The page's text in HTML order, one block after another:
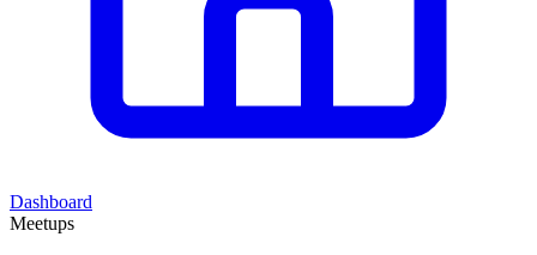
Dashboard
Meetups